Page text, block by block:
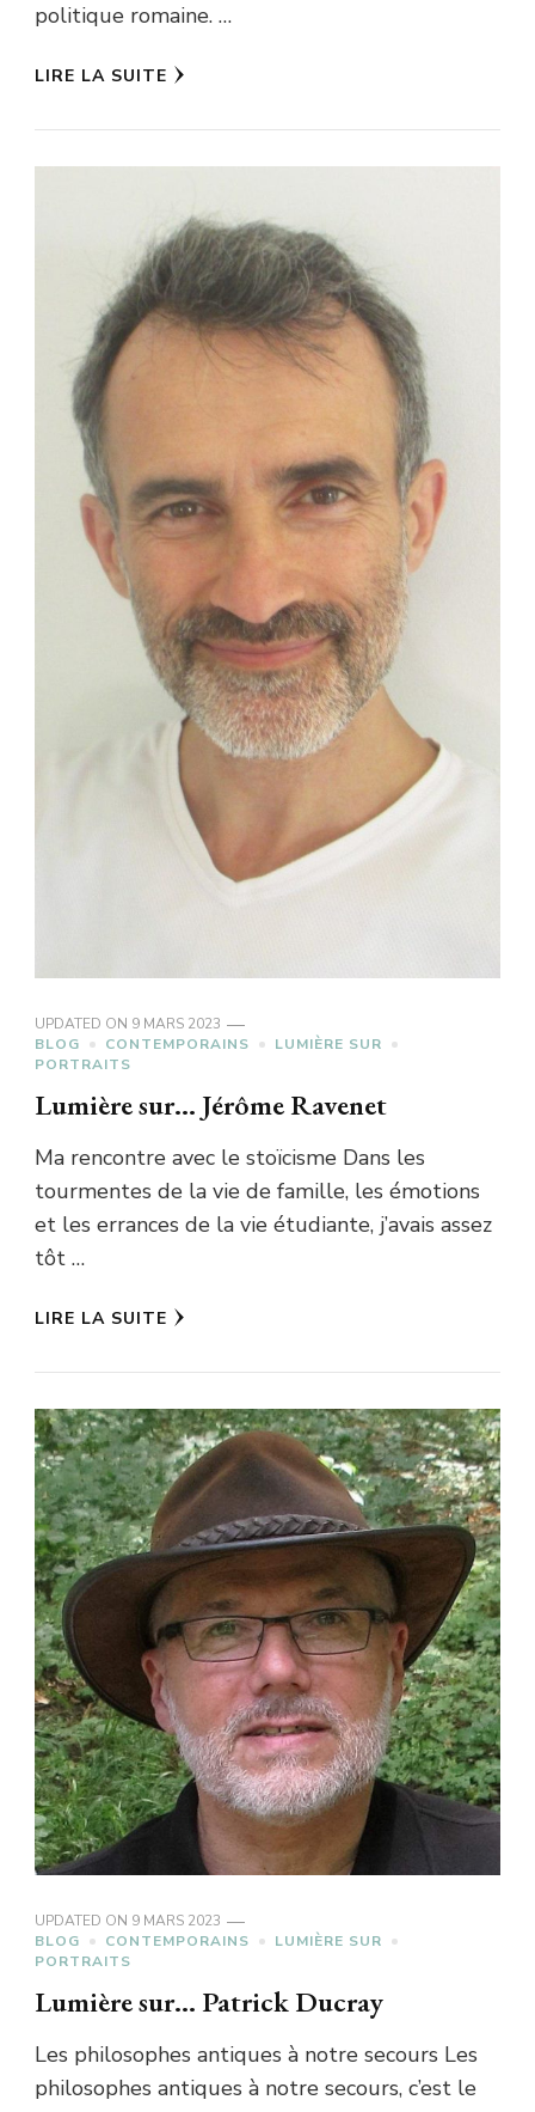
politique romaine. …
LIRE LA SUITE
UPDATED ON 9 MARS 2023
BLOG
CONTEMPORAINS
LUMIÈRE SUR
PORTRAITS
Lumière sur… Jérôme Ravenet
Ma rencontre avec le stoïcisme Dans les
tourmentes de la vie de famille, les émotions
et les errances de la vie étudiante, j’avais assez
tôt …
LIRE LA SUITE
UPDATED ON 9 MARS 2023
BLOG
CONTEMPORAINS
LUMIÈRE SUR
PORTRAITS
Lumière sur… Patrick Ducray
Les philosophes antiques à notre secours Les
philosophes antiques à notre secours, c’est le